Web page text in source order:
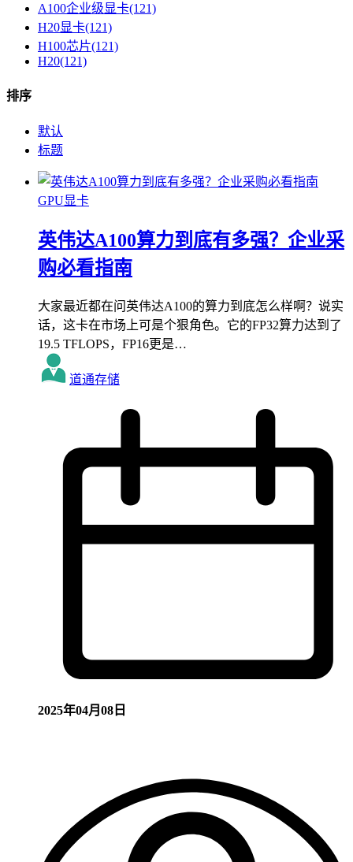
A100企业级显卡(121)
H20显卡(121)
H100芯片(121)
H20(121)
排序
默认
标题
GPU显卡
英伟达A100算力到底有多强？企业采
购必看指南
大家最近都在问英伟达A100的算力到底怎么样啊？说实
话，这卡在市场上可是个狠角色。它的FP32算力达到了
19.5 TFLOPS，FP16更是…
道通存储
2025年04月08日